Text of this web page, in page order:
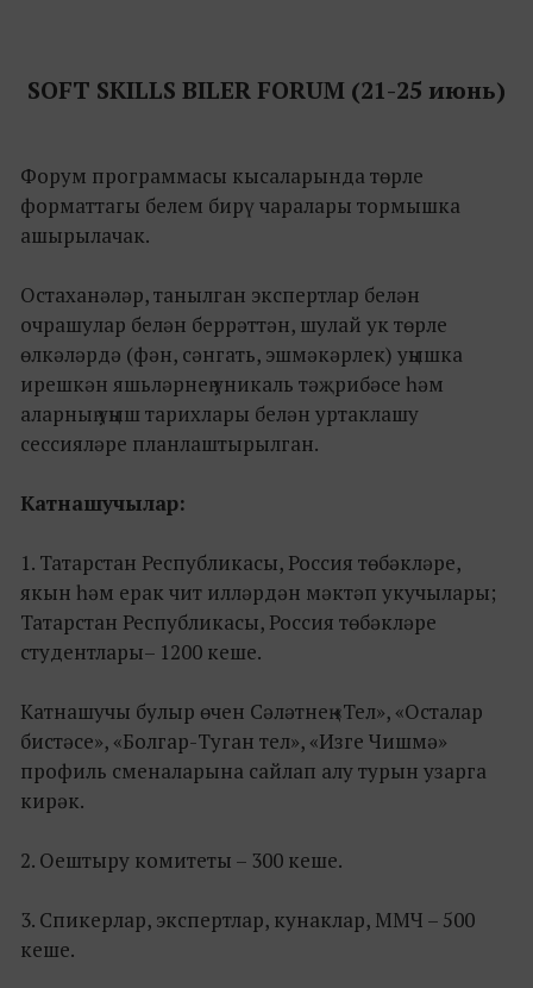
SOFT SKILLS BILER FORUM (21-25 июнь)
Форум программасы кысаларында төрле
форматтагы белем бирү чаралары тормышка
ашырылачак.
Остаханәләр, танылган экспертлар белән
очрашулар белән беррәттән, шулай ук төрле
өлкәләрдә (фән, сәнгать, эшмәкәрлек) уңышка
ирешкән яшьләрнең уникаль тәҗрибәсе һәм
аларның уңыш тарихлары белән уртаклашу
сессияләре планлаштырылган.
Катнашучылар:
1. Татарстан Республикасы, Россия төбәкләре,
якын һәм ерак чит илләрдән мәктәп укучылары;
Татарстан Республикасы, Россия төбәкләре
студентлары– 1200 кеше.
Катнашучы булыр өчен Сәләтнең «Тел», «Осталар
бистәсе», «Болгар-Туган тел», «Изге Чишмә»
профиль сменаларына сайлап алу турын узарга
кирәк.
2. Оештыру комитеты – 300 кеше.
3. Спикерлар, экспертлар, кунаклар, ММЧ – 500
кеше.